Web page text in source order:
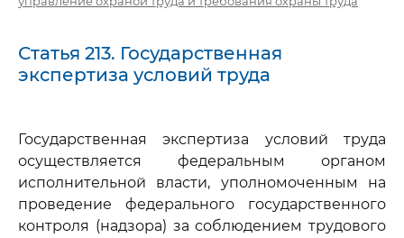
Статья 213. Государственная
экспертиза условий труда
Государственная экспертиза условий труда
осуществляется федеральным органом
исполнительной власти, уполномоченным на
проведение федерального государственного
контроля (надзора) за соблюдением трудового